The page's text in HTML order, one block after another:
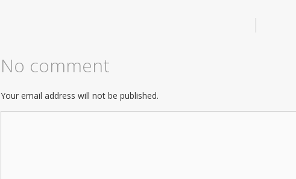
|
No comment
Your email address will not be published.